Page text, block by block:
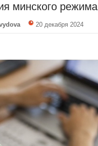
минского режима
20 декабря 2024